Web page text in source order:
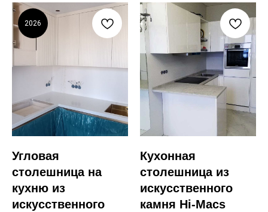
2026
Угловая
столешница на
кухню из
искусственного
Кухонная
столешница из
искусственного
камня Hi-Macs